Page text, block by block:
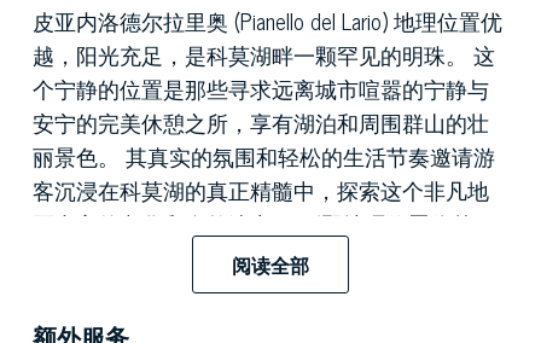
皮亚内洛德尔拉里奥 (Pianello del Lario) 地理位置优
越，阳光充足，是科莫湖畔一颗罕见的明珠。 这
个宁静的位置是那些寻求远离城市喧嚣的宁静与
安宁的完美休憩之所，享有湖泊和周围群山的壮
丽景色。 其真实的氛围和轻松的生活节奏邀请游
客沉浸在科莫湖的真正精髓中，探索这个非凡地
区丰富的文化和自然遗产。 别墅地理位置优越，
可欣赏到湖泊和周围群山的开阔全景，风景如
画，日落令人​​难忘。
阅读全部